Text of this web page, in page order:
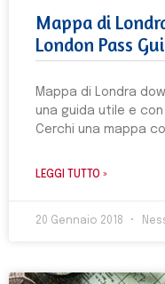
Mappa di
London Pass
Mappa di Londra
una guida utile e
Cerchi una mappa
LEGGI TUTTO »
20 Gennaio 2018